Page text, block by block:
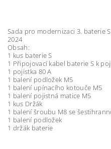
Sada pro modernizaci 3. baterie
2024
Obsah:
1 kus baterie S
1 Připojovací kabel baterie S k
1 pojistka 80 A
1 balení podložek M5
1 balení upínacího kotouče M5
1 balení pojistná matice M5
1 kus Držák
1 balení šroubu M8 se
1 balení podložek
1 držák baterie